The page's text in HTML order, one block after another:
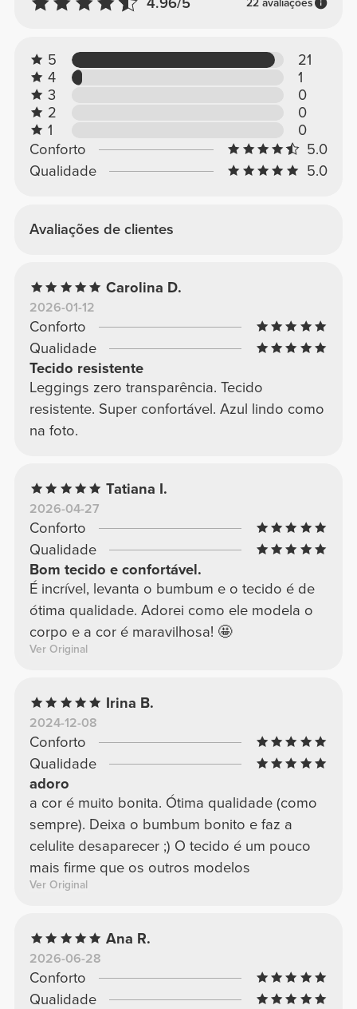
22 avaliações
5
21
4
1
3
0
2
0
1
0
Conforto
5.0
Qualidade
5.0
Avaliações de clientes
Carolina D.
2026-01-12
Conforto
Qualidade
Tecido resistente
Leggings zero transparência. Tecido
resistente. Super confortável. Azul lindo como
na foto.
Tatiana I.
2026-04-27
Conforto
Qualidade
Bom tecido e confortável.
É incrível, levanta o bumbum e o tecido é de
ótima qualidade. Adorei como ele modela o
corpo e a cor é maravilhosa! 🤩
Ver Original
Irina B.
2024-12-08
Conforto
Qualidade
adoro
a cor é muito bonita. Ótima qualidade (como
sempre). Deixa o bumbum bonito e faz a
celulite desaparecer ;) O tecido é um pouco
mais firme que os outros modelos
Ver Original
Ana R.
2026-06-28
Conforto
Qualidade